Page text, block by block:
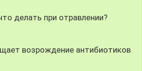
делать при отравлении?
возрождение антибиотиков